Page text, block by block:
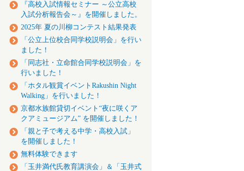
『高校入試情報セミナー ～公立高校
入試分析報告会～』を開催しました。
2025年 夏の川柳コンテスト結果発表
「公立上位校合同学校説明会」を行い
ました！
「同志社・立命館合同学校説明会」を
行いました！
「ホタル観賞イベントRakushin Night
Walking」を行いました！
京都水族館貸切イベント“夜に咲くア
クアミュージアム” を開催しました！
「親と子で考える中学・高校入試」
を開催しました！
無料体験できます
「玉井満代氏教育講演会」＆「玉井式